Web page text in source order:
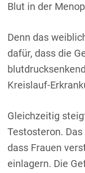
Blut in der
Denn das
dafür, dass die
Kreislauf-
Gleichzeitig
Testosteron.
dass Frauen
einlagern. Die